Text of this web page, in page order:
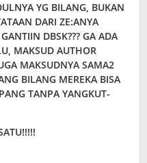
YG BILANG, BUKAN
DARI ZE:ANYA
DBSK??? GA ADA
MAKSUD AUTHOR
MAKSUDNYA SAMA2
BILANG MEREKA BISA
TANPA YANGKUT-